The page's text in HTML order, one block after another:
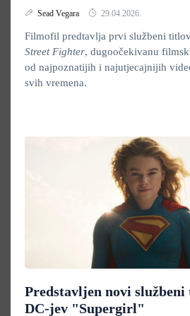
Sead Vegara 29.04.2026.
Filmofil predtavlja prvi službeni
Street Fighter, dugoočekivanu
od najpoznatijih i najutjecajnijih
svih vremena.
Predstavljen novi
DC-jev "Supergirl"